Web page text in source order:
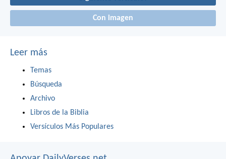
Con imagen
Leer más
Temas
Búsqueda
Archivo
Libros de la Biblia
Versículos Más Populares